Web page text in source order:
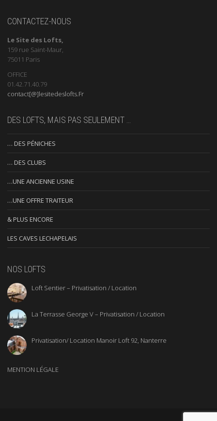
CONTACTEZ-NOUS
Le Site des Lofts,
159 rue Saint-Maur,
75011 Paris
OFFICE
01.42.71.40.79
contact[@]lesitedeslofts.Fr
DES LOFTS, MAIS PAS SEULEMENT …
… DES PÉNICHES
… DES CLUBS
…UNE ANCIENNE USINE
…UNE OFFRE TRAITEUR
& PLUS ENCORE
LES CAVES LECHAPELAIS
NOS LOFTS
Loft Sentier – Privatisation / Location
La Terrasse George V – Privatisation / Location
Privatisation/ Location Manoir Loft 92, Nanterre
MENTION LÉGALE